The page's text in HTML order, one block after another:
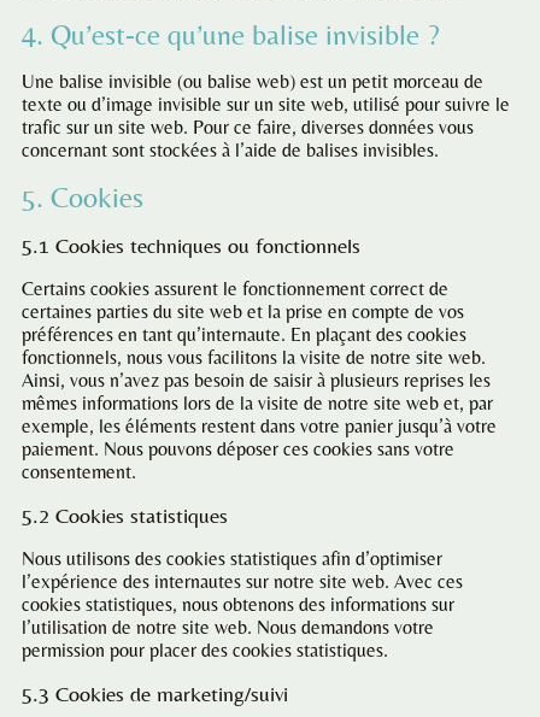
4. Qu’est-ce qu’une balise invisible ?
Une balise invisible (ou balise web) est un petit morceau de
texte ou d’image invisible sur un site web, utilisé pour suivre le
trafic sur un site web. Pour ce faire, diverses données vous
concernant sont stockées à l’aide de balises invisibles.
5. Cookies
5.1 Cookies techniques ou fonctionnels
Certains cookies assurent le fonctionnement correct de
certaines parties du site web et la prise en compte de vos
préférences en tant qu’internaute. En plaçant des cookies
fonctionnels, nous vous facilitons la visite de notre site web.
Ainsi, vous n’avez pas besoin de saisir à plusieurs reprises les
mêmes informations lors de la visite de notre site web et, par
exemple, les éléments restent dans votre panier jusqu’à votre
paiement. Nous pouvons déposer ces cookies sans votre
consentement.
5.2 Cookies statistiques
Nous utilisons des cookies statistiques afin d’optimiser
l’expérience des internautes sur notre site web. Avec ces
cookies statistiques, nous obtenons des informations sur
l’utilisation de notre site web. Nous demandons votre
permission pour placer des cookies statistiques.
5.3 Cookies de marketing/suivi